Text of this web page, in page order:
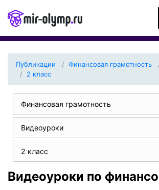
Публикации Финансовая грамотность
2 класс
Финансовая грамотность
Видеоуроки
2 класс
Видеоуроки по